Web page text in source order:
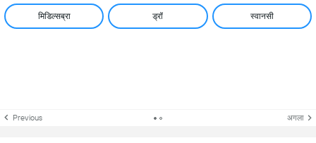
मिडिल्सब्रा ड्रॉ स्वानसी
Previous अगला